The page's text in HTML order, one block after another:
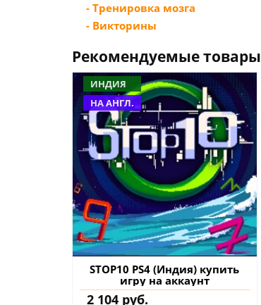
- Тренировка мозга
- Викторины
Рекомендуемые товары
ИНДИЯ
НА АНГЛ.
STOP10 PS4 (Индия) купить
игру на аккаунт
2 104 руб.